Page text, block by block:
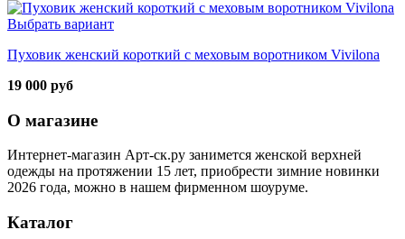
Выбрать вариант
Пуховик женский короткий с меховым воротником Vivilona
19 000 руб
О магазине
Интернет-магазин Арт-ск.ру занимется женской верхней
одежды на протяжении 15 лет, приобрести зимние новинки
2026 года, можно в нашем фирменном шоуруме.
Каталог